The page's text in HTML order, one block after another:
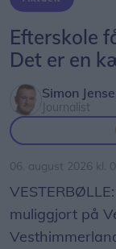
Efterskole
Det er en
Simon
Journalist
06. august 2026 kl.
muliggjort på